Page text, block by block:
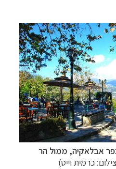
אבלאקיה, ממול הר
כרמית וייס)